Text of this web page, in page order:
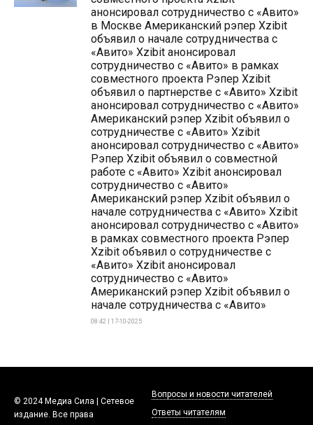
анонсировал сотрудничество с «Авито»
в Москве Американский рэпер Xzibit
объявил о начале сотрудничества с
«Авито» Xzibit анонсировал
сотрудничество с «Авито» в рамках
совместного проекта Рэпер Xzibit
объявил о партнерстве с «Авито» Xzibit
анонсировал сотрудничество с «Авито»
Американский рэпер Xzibit объявил о
сотрудничестве с «Авито» Xzibit
анонсировал сотрудничество с «Авито»
Рэпер Xzibit объявил о совместной
работе с «Авито» Xzibit анонсировал
сотрудничество с «Авито»
Американский рэпер Xzibit объявил о
начале сотрудничества с «Авито» Xzibit
анонсировал сотрудничество с «Авито»
в рамках совместного проекта Рэпер
Xzibit объявил о сотрудничестве с
«Авито» Xzibit анонсировал
сотрудничество с «Авито»
Американский рэпер Xzibit объявил о
начале сотрудничества с «Авито»
08:42 | 17-10-2025
© 2024 Медиа Сила | Сетевое
издание. Все права
Вопросы и новости читателей
Ответы читателям